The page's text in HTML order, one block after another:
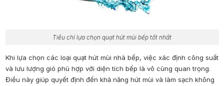
Tiêu chí lựa chọn quạt hút mùi bếp tốt nhất
Khi lựa chọn các loại quạt hút mùi nhà bếp, việc xác định công suất
và lưu lượng gió phù hợp với diện tích bếp là vô cùng quan trọng.
Điều này giúp quyết định đến khả năng hút mùi và làm sạch không